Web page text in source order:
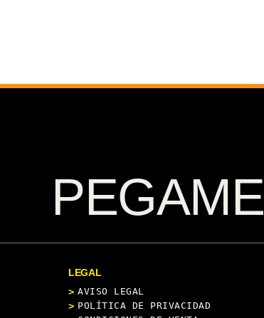
PEGAME
LEGAL
AVISO LEGAL
POLÍTICA DE PRIVACIDAD